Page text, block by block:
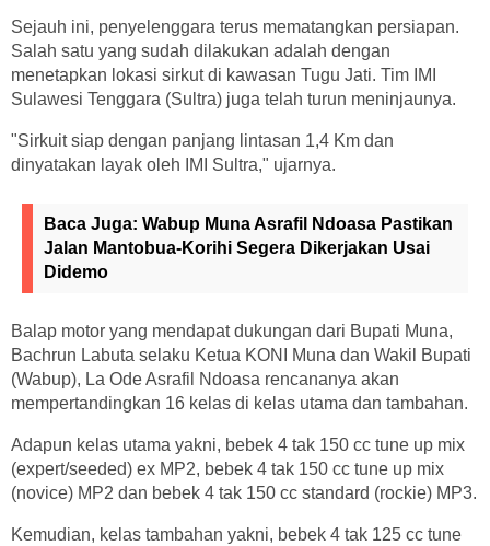
Sejauh ini, penyelenggara terus mematangkan persiapan.
Salah satu yang sudah dilakukan adalah dengan
menetapkan lokasi sirkut di kawasan Tugu Jati. Tim IMI
Sulawesi Tenggara (Sultra) juga telah turun meninjaunya.
"Sirkuit siap dengan panjang lintasan 1,4 Km dan
dinyatakan layak oleh IMI Sultra," ujarnya.
Baca Juga: Wabup Muna Asrafil Ndoasa Pastikan
Jalan Mantobua-Korihi Segera Dikerjakan Usai
Didemo
Balap motor yang mendapat dukungan dari Bupati Muna,
Bachrun Labuta selaku Ketua KONI Muna dan Wakil Bupati
(Wabup), La Ode Asrafil Ndoasa rencananya akan
mempertandingkan 16 kelas di kelas utama dan tambahan.
Adapun kelas utama yakni, bebek 4 tak 150 cc tune up mix
(expert/seeded) ex MP2, bebek 4 tak 150 cc tune up mix
(novice) MP2 dan bebek 4 tak 150 cc standard (rockie) MP3.
Kemudian, kelas tambahan yakni, bebek 4 tak 125 cc tune